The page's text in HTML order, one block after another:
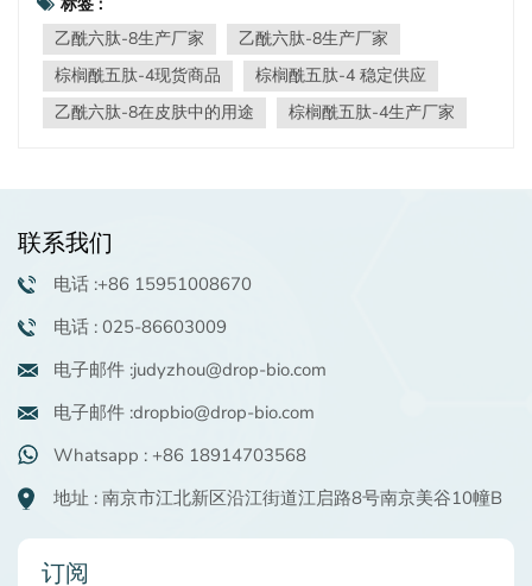
用。但为什么组合肽可以增强其护肤功效呢？让我们深入
研究其背后的科学。 组合肽的三大关键优势 1.针对性修复
全面抗衰老不同的肽可解决特定的皮肤问题： 乙酰六肽-8
针对由面部表情引起的动态皱纹，同时 棕榈酰五肽-4 专注
于修复静态皱纹和强化皮肤屏障。它们共同为老化皮肤提
Hexapeptide-8 具有减少皱纹的功效。这种协同作用可以
增强抗衰老效果。 3.双重行动：近期效益和长期效益多肽
方法可确保立即改善和长期皮肤健康。 Acetyl
Palmitoyl Pentapeptide-4 则可促进结构修复，预防未来皱
纹并保持年轻肌肤。 多肽配方：全面的抗衰老功效 掉落
种明星成分——Acetyl Hexapeptide-8 和 Palmitoyl
种衰老迹象： 1.Acetyl Hexapeptide-8：减少表达系机
制： Acetyl Hexapeptide-8 通过调节神经递质释放来减少
杆菌”的成分，它无需侵入性手术即可提供明显的平滑效
果。 功效：针对细纹、法令纹和鱼尾纹，使肌肤明显更加
乙酰六肽-8生产厂家
乙酰六肽-8生产厂家
棕榈酰五肽-4现货商品
棕榈酰五肽-4 稳定供应
乙酰六肽-8在皮肤中的用途
棕榈酰五肽-4生产厂家
联系我们
电话 :+86 15951008670
电话 : 025-86603009
电子邮件 :judyzhou@drop-bio.com
电子邮件 :dropbio@drop-bio.com
Whatsapp : +86 18914703568
地址 : 南京市江北新区沿江街道江启路8号南京美谷10幢B
订阅